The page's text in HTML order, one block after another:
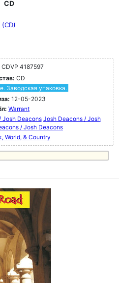
CD
CDVP 4187597
CD
Заводская упаковка.
12-05-2023
Warrant
Josh Deacons Josh Deacons / Josh
/ Josh Deacons
World, & Country